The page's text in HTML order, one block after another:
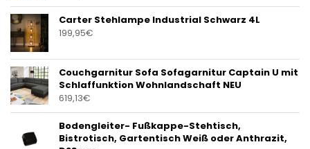
Carter Stehlampe Industrial Schwarz 4L
199,95€
Couchgarnitur Sofa Sofagarnitur Captain U mit
Schlaffunktion Wohnlandschaft NEU
619,13€
Bodengleiter- Fußkappe-Stehtisch,
Bistrotisch, Gartentisch Weiß oder Anthrazit,